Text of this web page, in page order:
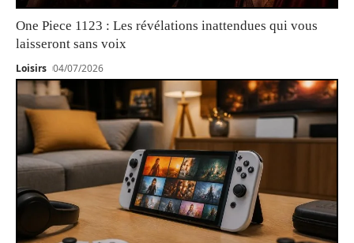
One Piece 1123 : Les révélations inattendues qui vous
laisseront sans voix
Loisirs 04/07/2026